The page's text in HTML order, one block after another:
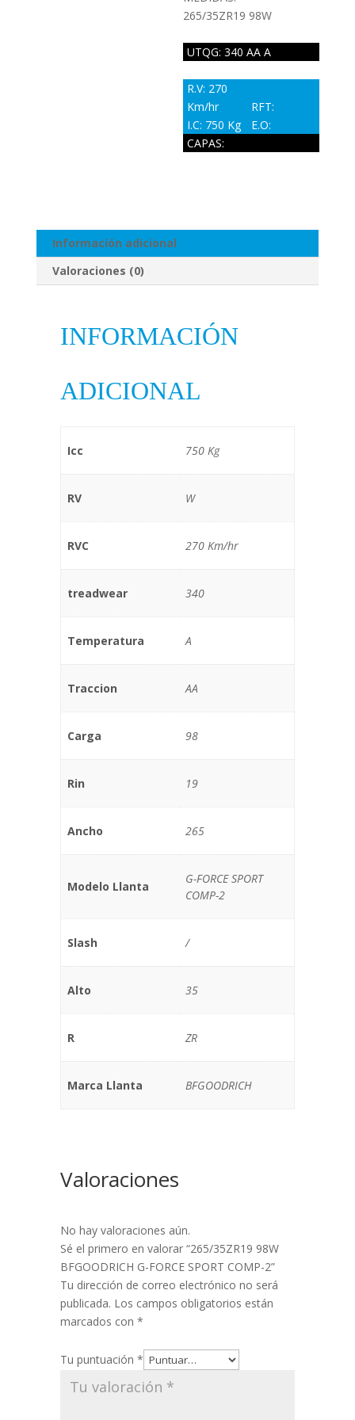
265/35ZR19 98W
UTQG: 340 AA A
R.V: 270
Km/hr
RFT:
I.C: 750 Kg
E.O:
CAPAS:
Información adicional
Valoraciones (0)
INFORMACIÓN
ADICIONAL
Icc 750 Kg
RV W
RVC 270 Km/hr
treadwear 340
Temperatura A
Traccion AA
Carga 98
Rin 19
Ancho 265
Modelo Llanta
G-FORCE SPORT
COMP-2
Slash /
Alto 35
R ZR
Marca Llanta BFGOODRICH
Valoraciones
No hay valoraciones aún.
Sé el primero en valorar “265/35ZR19 98W
BFGOODRICH G-FORCE SPORT COMP-2”
Tu dirección de correo electrónico no será
publicada. Los campos obligatorios están
marcados con *
Tu puntuación *